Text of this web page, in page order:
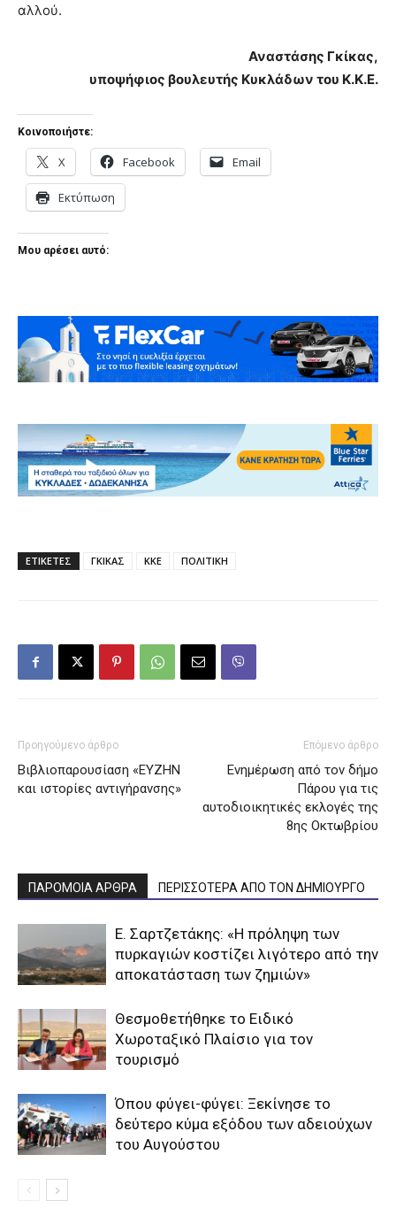
αλλού.
Αναστάσης Γκίκας,
υποψήφιος βουλευτής Κυκλάδων του Κ.Κ.Ε.
Κοινοποιήστε:
X Facebook Email
Εκτύπωση
Μου αρέσει αυτό:
ΕΤΙΚΕΤΕΣ ΓΚΙΚΑΣ ΚΚΕ ΠΟΛΙΤΙΚΗ
Προηγούμενο άρθρο
Βιβλιοπαρουσίαση «ΕΥΖΗΝ
και ιστορίες αντιγήρανσης»
Επόμενο άρθρο
Ενημέρωση από τον δήμο
Πάρου για τις
αυτοδιοικητικές εκλογές της
8ης Οκτωβρίου
ΠΑΡΟΜΟΙΑ ΑΡΘΡΑ ΠΕΡΙΣΣΟΤΕΡΑ ΑΠΟ ΤΟΝ ΔΗΜΙΟΥΡΓΟ
Ε. Σαρτζετάκης: «Η πρόληψη των
πυρκαγιών κοστίζει λιγότερο από την
αποκατάσταση των ζημιών»
Θεσμοθετήθηκε το Ειδικό
Χωροταξικό Πλαίσιο για τον
τουρισμό
Όπου φύγει-φύγει: Ξεκίνησε το
δεύτερο κύμα εξόδου των αδειούχων
του Αυγούστου